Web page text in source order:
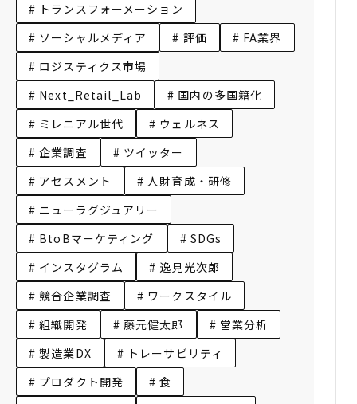
# トランスフォーメーション
# ソーシャルメディア
# 評価
# FA業界
# ロジスティクス市場
# Next_Retail_Lab
# 国内の多国籍化
# ミレニアル世代
# ウェルネス
# 企業調査
# ツイッター
# アセスメント
# 人財育成・研修
# ニューラグジュアリー
# BtoBマーケティング
# SDGs
# インスタグラム
# 逸見光次郎
# 競合企業調査
# ワークスタイル
# 組織開発
# 藤元健太郎
# 営業分析
# 製造業DX
# トレーサビリティ
# プロダクト開発
# 食